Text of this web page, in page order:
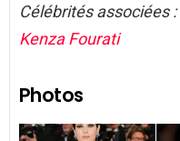
Célébrités associées :
Kenza Fourati
Photos